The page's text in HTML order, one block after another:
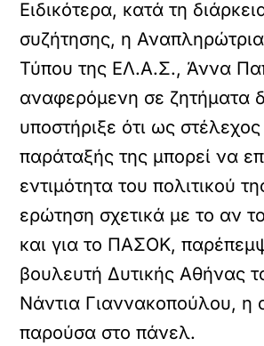
Ειδικότερα, κατά τη
συζήτησης, η
Τύπου της ΕΛ.Α.Σ., Άννα
αναφερόμενη σε ζητήματα
υποστήριξε ότι ως
παράταξής της μπορεί να
εντιμότητα του πολιτικού
ερώτηση σχετικά με το αν το
και για το ΠΑΣΟΚ,
βουλευτή Δυτικής Αθήνας
Νάντια Γιαννακοπούλου, η
παρούσα στο πάνελ.